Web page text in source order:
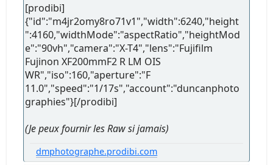
[prodibi]
{"id":"m4jr2omy8ro71v1","width":6240,"height
":4160,"widthMode":"aspectRatio","heightMod
e":"90vh","camera":"X-T4","lens":"Fujifilm
Fujinon XF200mmF2 R LM OIS
WR","iso":160,"aperture":"F
11.0","speed":"1/17s","account":"duncanphoto
graphies"}[/prodibi]
(Je peux fournir les Raw si jamais)
dmphotographe.prodibi.com